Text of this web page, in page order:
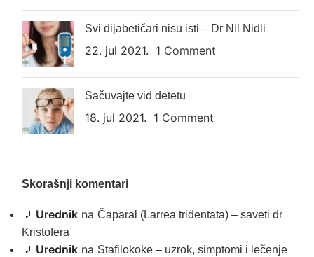
Svi dijabetičari nisu isti – Dr Nil Nidli
22. jul 2021. 1 Comment
Sačuvajte vid detetu
18. jul 2021. 1 Comment
Skorašnji komentari
Urednik na Čaparal (Larrea tridentata) – saveti dr
Kristofera
Urednik na Stafilokoke – uzrok, simptomi i lečenje